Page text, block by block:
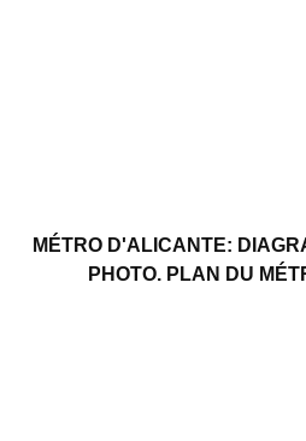
MÉTRO D'ALICANTE:
PHOTO. PLAN DU